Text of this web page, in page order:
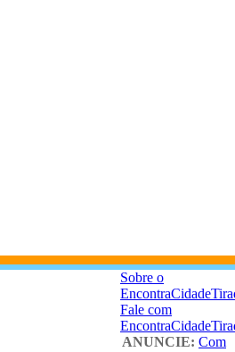
Sobre o
Fale com
ANUNCIE: Com